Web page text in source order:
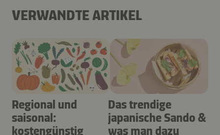
VERWANDTE ARTIKEL
Regional und
saisonal:
kostengünstig
Das trendige
japanische Sando &
was man dazu